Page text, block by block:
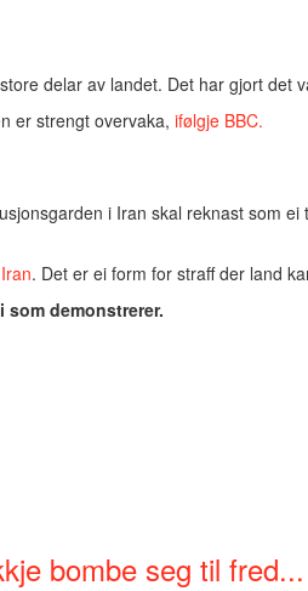
delar av landet. Det har gjort det
er strengt overvaka, ifølgje BBC.
i Iran skal reknast som
. Det er ei form for straff der land
demonstrerer.
bombe seg til fred...